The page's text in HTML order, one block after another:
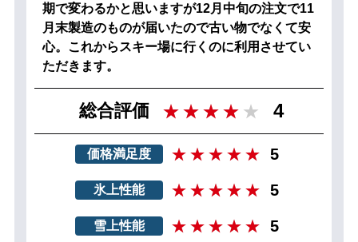
期で変わるかと思いますが12月中旬の注文で11
月末製造のものが届いたので古い物でなくて安
心。これからスキー場に行くのに利用させてい
ただきます。
総合評価 4
価格満足度 5
氷上性能 5
雪上性能 5